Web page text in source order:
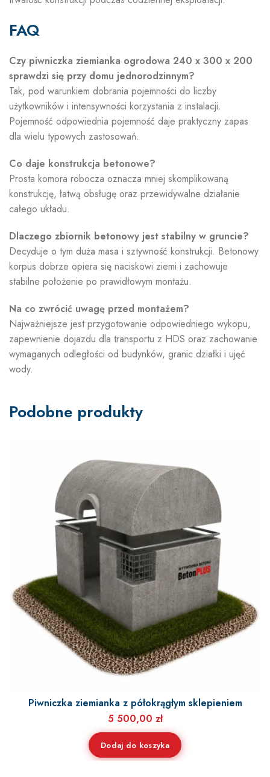
FAQ
Czy piwniczka ziemianka ogrodowa 240 x 300 x 200
sprawdzi się przy domu jednorodzinnym?
Tak, pod warunkiem dobrania pojemności do liczby
użytkowników i intensywności korzystania z instalacji.
Pojemność odpowiednia pojemność daje praktyczny zapas
dla wielu typowych zastosowań.
Co daje konstrukcja betonowe?
Prosta komora robocza oznacza mniej skomplikowaną
konstrukcję, łatwą obsługę oraz przewidywalne działanie
całego układu.
Dlaczego zbiornik betonowy jest stabilny w gruncie?
Decyduje o tym duża masa i sztywność konstrukcji. Betonowy
korpus dobrze opiera się naciskowi ziemi i zachowuje
stabilne położenie po prawidłowym montażu.
Na co zwrócić uwagę przed montażem?
Najważniejsze jest przygotowanie odpowiedniego wykopu,
zapewnienie dojazdu dla transportu z HDS oraz zachowanie
wymaganych odległości od budynków, granic działki i ujęć
wody.
Podobne produkty
Piwniczka ziemianka z półokrągłym sklepieniem
5 500,00 zł
Dodaj do koszyka